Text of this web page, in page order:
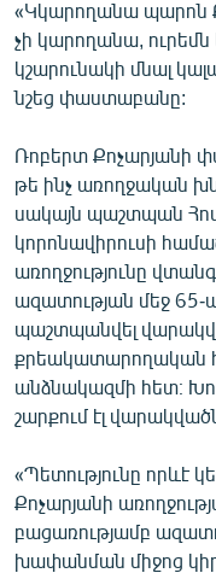
«Կկարողանա պարոն
չի կարողանա, ուրեմն
կշարունակի մնալ
նշեց փաստաբանը:
Ռոբերտ Քոչարյանի
թե ինչ առողջական
սակայն պաշտպան
կորոնավիրուսի
առողջությունը
ազատության մեջ 65-
պաշտպանվել
քրեակատարողական
անձնակազմի հետ։
շարքում էլ
«Պետությունը որևէ
Քոչարյանի
բացառությամբ
խափանման միջոց